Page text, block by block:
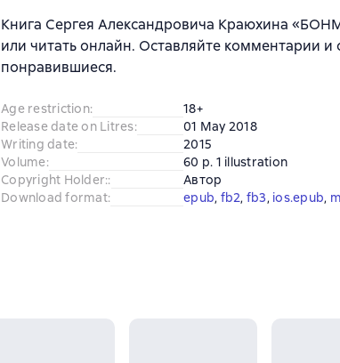
Книга Сергея Александровича Краюхина
или читать онлайн. Оставляйте комментарии и
понравившиеся.
Age restriction:
18+
Release date on Litres:
01 May 2018
Writing date:
2015
Volume:
60 p. 1 illustration
Copyright Holder::
Автор
Download format: epub, fb2, fb3, ios.epub,